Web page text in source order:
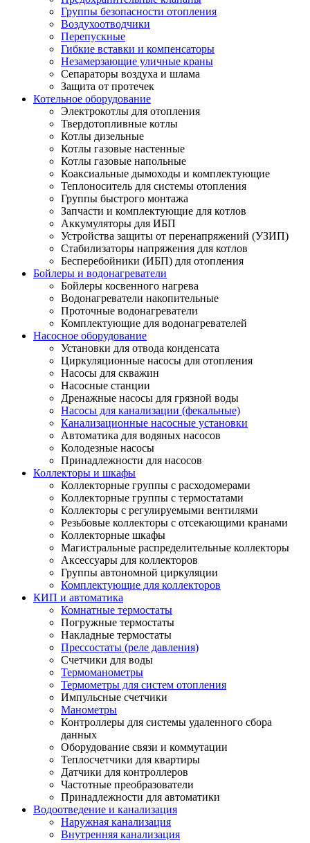
Группы безопасности отопления
Воздухоотводчики
Перепускные
Гибкие вставки и компенсаторы
Незамерзающие уличные краны
Сепараторы воздуха и шлама
Защита от протечек
Котельное оборудование
Электрокотлы для отопления
Твердотопливные котлы
Котлы дизельные
Котлы газовые настенные
Котлы газовые напольные
Коаксиальные дымоходы и комплектующие
Теплоноситель для системы отопления
Группы быстрого монтажа
Запчасти и комплектующие для котлов
Аккумуляторы для ИБП
Устройства защиты от перенапряжений (УЗИП)
Стабилизаторы напряжения для котлов
Бесперебойники (ИБП) для отопления
Бойлеры и водонагреватели
Бойлеры косвенного нагрева
Водонагреватели накопительные
Проточные водонагреватели
Комплектующие для водонагревателей
Насосное оборудование
Установки для отвода конденсата
Циркуляционные насосы для отопления
Насосы для скважин
Насосные станции
Дренажные насосы для грязной воды
Насосы для канализации (фекальные)
Канализационные насосные установки
Автоматика для водяных насосов
Колодезные насосы
Принадлежности для насосов
Коллекторы и шкафы
Коллекторные группы с расходомерами
Коллекторные группы с термостатами
Коллекторы с регулируемыми вентилями
Резьбовые коллекторы с отсекающими кранами
Коллекторные шкафы
Магистральные распределительные коллекторы
Аксессуары для коллекторов
Группы автономной циркуляции
Комплектующие для коллекторов
КИП и автоматика
Комнатные термостаты
Погружные термостаты
Накладные термостаты
Прессостаты (реле давления)
Счетчики для воды
Термоманометры
Термометры для систем отопления
Импульсные счетчики
Манометры
Контроллеры для системы удаленного сбора
данных
Оборудование связи и коммутации
Теплосчетчики для квартиры
Датчики для контроллеров
Частотные преобразователи
Принадлежности для автоматики
Водоотведение и канализация
Наружная канализация
Внутренняя канализация